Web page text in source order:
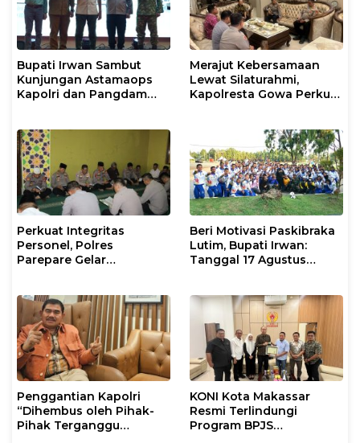
Bupati Irwan Sambut
Kunjungan Astamaops
Kapolri dan Pangdam
Merajut Kebersamaan
Lewat Silaturahmi,
Kapolresta Gowa Perkuat
Perkuat Integritas
Personel, Polres
Parepare Gelar
Beri Motivasi Paskibraka
Lutim, Bupati Irwan:
Tanggal 17 Agustus
Penggantian Kapolri
“Dihembus oleh Pihak-
Pihak Terganggu
KONI Kota Makassar
Resmi Terlindungi
Program BPJS